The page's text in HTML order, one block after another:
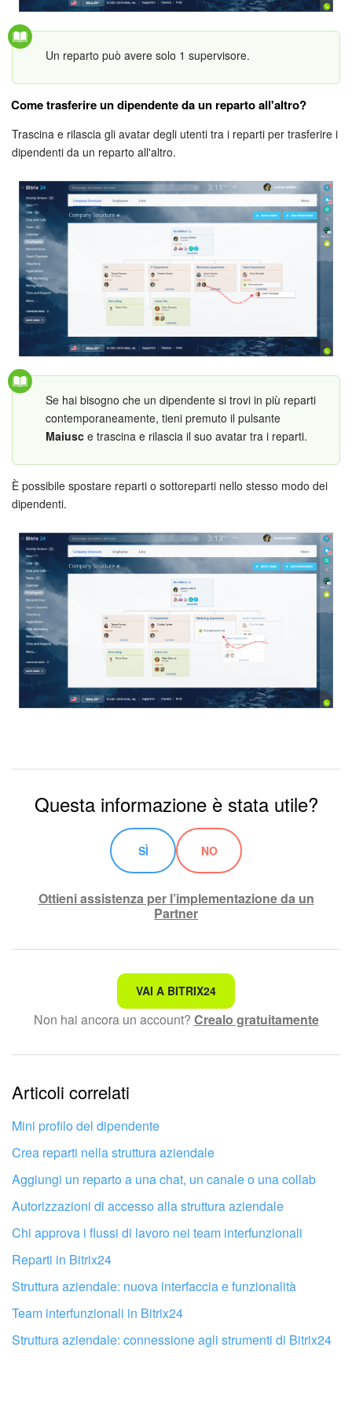
Marketing
Gestione inventario
Telefonia
Mio profilo
Impostazioni
Enterprise
Bitrix24 On-Premise
Bitrix24 Messenger
Domande generali
INIZIA GRATIS
ACCEDI
Un reparto può avere solo 1 supervisore.
Come trasferire un dipendente da un reparto all'altro?
Trascina e rilascia gli avatar degli utenti tra i reparti per trasferire i
dipendenti da un reparto all'altro.
Se hai bisogno che un dipendente si trovi in più reparti
contemporaneamente, tieni premuto il pulsante
Maiusc e trascina e rilascia il suo avatar tra i reparti.
È possibile spostare reparti o sottoreparti nello stesso modo dei
dipendenti.
Questa informazione è stata utile?
SÌ NO
Ottieni assistenza per l’implementazione da un
Partner
Non è quello che sto cercando.
Testo complesso e incomprensibile
Le informazioni sono obsolete.
Troppo breve, ho bisogno di maggiori informazioni.
Non mi soddisfa come funziona questo strumento
VAI A BITRIX24
Non hai ancora un account? Crealo gratuitamente
Articoli correlati
Mini profilo del dipendente
Crea reparti nella struttura aziendale
Aggiungi un reparto a una chat, un canale o una collab
Autorizzazioni di accesso alla struttura aziendale
Chi approva i flussi di lavoro nei team interfunzionali
Reparti in Bitrix24
Struttura aziendale: nuova interfaccia e funzionalità
Team interfunzionali in Bitrix24
Struttura aziendale: connessione agli strumenti di Bitrix24